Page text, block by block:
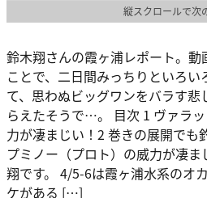
縦スクロールで次
鈴木翔さんの霞ヶ浦レポート。動
ことで、二日間みっちりといろ
て、思わぬビッグワンをバラす悲
らえたそうで…。 目次 1 ヴァラ
力が凄まじい！2 巻きの展開でも
プミノー（プロト）の威力が凄
翔です。 4/5-6は霞ヶ浦水系のオ
ケがある […]